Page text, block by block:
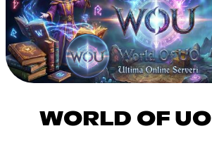
WORLD OF UO